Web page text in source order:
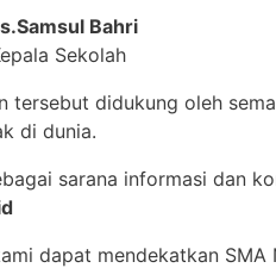
Bahri
Sekolah
didukung oleh
di dunia.
sarana informasi dan
dapat mendekatkan